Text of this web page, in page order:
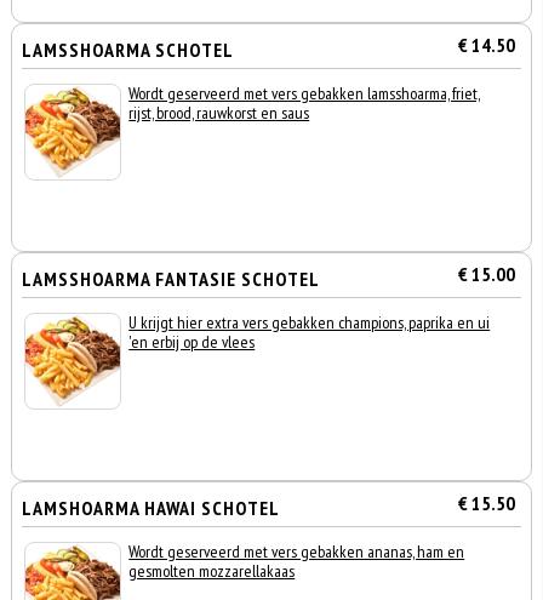
LAMSSHOARMA SCHOTEL € 14.50
Wordt geserveerd met vers gebakken lamsshoarma, friet,
rijst, brood, rauwkorst en saus
LAMSSHOARMA FANTASIE SCHOTEL € 15.00
U krijgt hier extra vers gebakken champions, paprika en ui
'en erbij op de vlees
LAMSHOARMA HAWAI SCHOTEL € 15.50
Wordt geserveerd met vers gebakken ananas, ham en
gesmolten mozzarellakaas